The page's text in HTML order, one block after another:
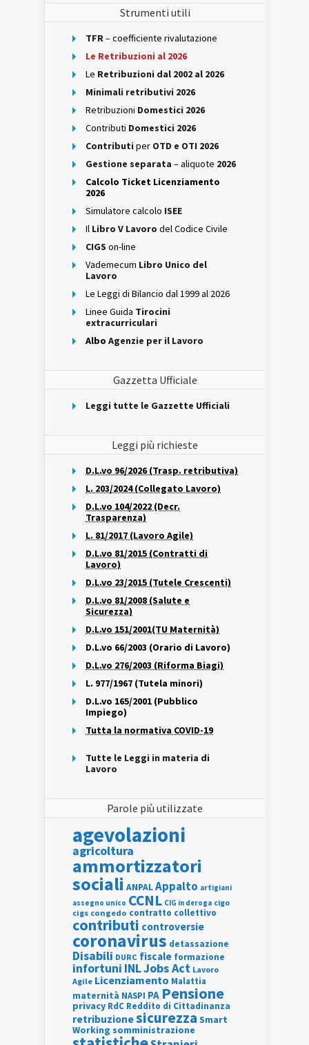
Strumenti utili
TFR– coefficiente rivalutazione
Le Retribuzioni al 2026
Le Retribuzioni dal 2002 al 2026
Minimali retributivi 2026
Retribuzioni Domestici 2026
Contributi Domestici 2026
Contributi per OTD e OTI 2026
Gestione separata – aliquote 2026
Calcolo Ticket Licenziamento
2026
Simulatore calcolo ISEE
Il Libro V Lavoro del Codice Civile
CIGS on-line
Vademecum Libro Unico del
Lavoro
Le Leggi di Bilancio dal 1999 al 2026
Linee Guida Tirocini
extracurriculari
Albo Agenzie per il Lavoro
Gazzetta Ufficiale
Leggi tutte le Gazzette Ufficiali
Leggi più richieste
D.L.vo 96/2026 (Trasp. retributiva)
L. 203/2024 (Collegato Lavoro)
D.L.vo 104/2022 (Decr.
Trasparenza)
L. 81/2017 (Lavoro Agile)
D.L.vo 81/2015 (Contratti di
Lavoro)
D.L.vo 23/2015 (Tutele Crescenti)
D.L.vo 81/2008 (Salute e
Sicurezza)
D.L.vo 151/2001(TU Maternità)
D.L.vo 66/2003 (Orario di Lavoro)
D.L.vo 276/2003 (Riforma Biagi)
L. 977/1967 (Tutela minori)
D.L.vo 165/2001 (Pubblico
Impiego)
Tutta la normativa COVID-19
Tutte le Leggi in materia di
Lavoro
Parole più utilizzate
agevolazioni
agricoltura
ammortizzatori
sociali ANPALAppalto artigiani
assegno unico CCNL CIG in deroga cigo
cigs congedo contratto collettivo
contributi controversie
coronavirus detassazione
Disabili DURC fiscale formazione
infortuni INLJobs Act Lavoro
Agile Licenziamento Malattia
maternità NASPI PA Pensione
privacy RdC Reddito di Cittadinanza
retribuzionesicurezza Smart
Working somministrazione